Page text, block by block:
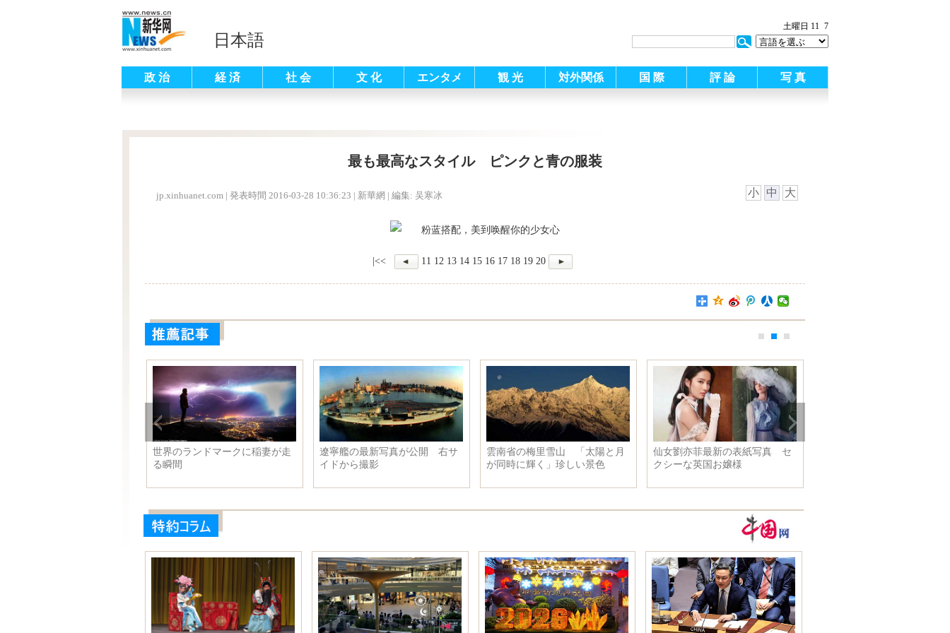
日本語
土曜日 11 7
政 治 経 済 社 会 文 化 エンタメ 観 光 対外関係 国 際 評 論 写 真
最も最高なスタイル ピンクと青の服装
jp.xinhuanet.com | 発表時間 2016-03-28 10:36:23 | 新華網 | 編集: 吴寒冰 小 中 大
|<< 11 12 13 14 15 16 17 18 19 20
世界のランドマークに稲妻が走
る瞬間
遼寧艦の最新写真が公開 右サ
イドから撮影
雲南省の梅里雪山 「太陽と月
が同時に輝く」珍しい景色
仙女劉亦菲最新の表紙写真 セ
クシーな英国お嬢様